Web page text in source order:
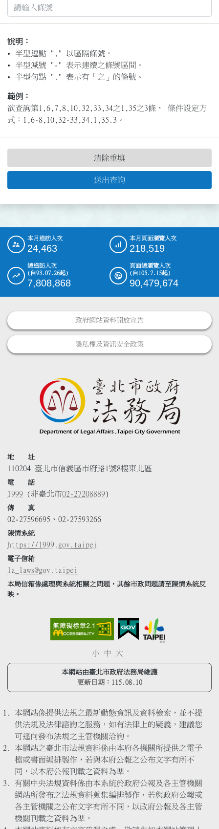
說明：
半型逗點 "," 以區隔條號。
半型減號 "-" 表示連續之條號區間。
半型句點 "." 表示有「之」的條號。
範例：
欲查詢第1,6,7,8,10,32,33,34之1,35之3條， 條件設定方
式：1,6-8,10,32-33,34.1,35.3。
送出查詢
清除重填
::: 本月造訪人次
24,463
本月頁面瀏覽人次
218,519
總造訪人次
(自93.07.26起)
7,808,868
頁面總瀏覽人次
(自105.7.15起)
90,479,674
政府網站資料開放宣告
隱私權及資訊安全政策
地 址
110204 臺北市信義區市府路1號8樓東北區
電 話
1999 (非臺北市02-27208889)
傳 真
02-27596695、02-27593266
陳情系統
https://1999.gov.taipei
電子信箱
la_laws@gov.taipei
本局信箱係處理與系統相關之問題，其餘市政問題請至陳情系統反
映。
小 中 大
本網站由臺北市政府法務局維護
更新日期： 115.08.10
本網站係提供法規之最新動態資訊及資料檢索，並不提
供法規及法律諮詢之服務，如有法律上的疑義，建議您
可逕向發布法規之主管機關洽詢。
本網站之臺北市法規資料係由本府各機關所提供之電子
檔或書面編排製作，若與本府公報之公布文字有所不
同，以本府公報刊載之資料為準。
有關中央法規資料係由本系統於政府公報及各主管機關
網站所發布之法規資料蒐集編排製作，若與政府公報或
各主管機關之公布文字有所不同，以政府公報及各主管
機關刊載之資料為準。